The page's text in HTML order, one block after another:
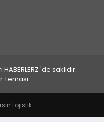
'de saklıdır.
Lojistik